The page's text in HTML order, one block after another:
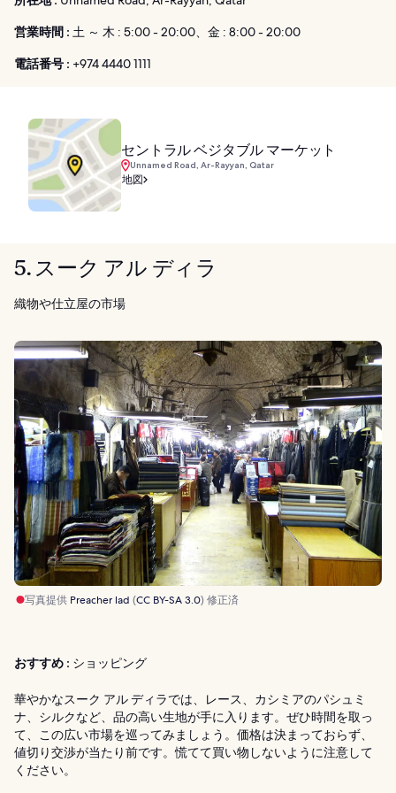
営業時間 : 土 ～ 木 : 5:00 - 20:00、金 : 8:00 - 20:00
電話番号 : +974 4440 1111
セントラル ベジタブル マーケット
Unnamed Road, Ar-Rayyan, Qatar
地図
5. スーク アル ディラ
織物や仕立屋の市場
写真提供 Preacher lad (CC BY-SA 3.0) 修正済
おすすめ : ショッピング
華やかなスーク アル ディラでは、レース、カシミアのパシュミ
ナ、シルクなど、品の高い生地が手に入ります。ぜひ時間を取っ
て、この広い市場を巡ってみましょう。価格は決まっておらず、
値切り交渉が当たり前です。慌てて買い物しないように注意して
ください。